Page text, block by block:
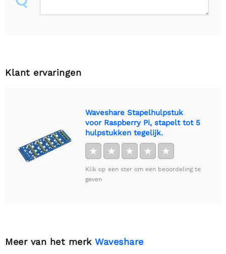
Klant ervaringen
Waveshare Stapelhulpstuk
voor Raspberry Pi, stapelt tot 5
hulpstukken tegelijk.
★ ★ ★ ★ ★
Klik op een ster om een beoordeling te
geven
Meer van het merk Waveshare